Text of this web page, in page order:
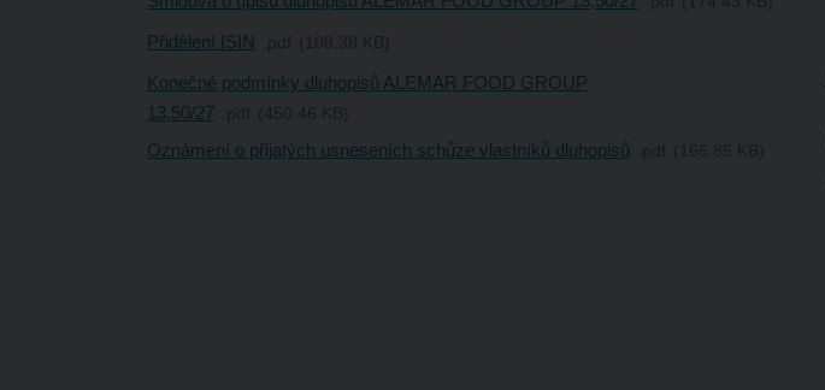
Přidělení ISIN
Konečné podmínky dluhopisů ALEMAR FOOD GROUP
13,50/27
Oznámení o přijatých usneseních schůze vlastníků dluhopisů